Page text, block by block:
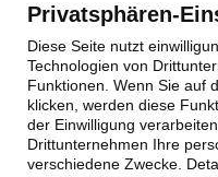
Reiseinfos
Lion Tours Reise Blog
Lion Tours Kontakt
Privatsphären-
Diese Seite nutzt
Technologien von
Funktionen. Wenn Sie auf
klicken, werden diese
der Einwilligung
Drittunternehmen Ihre
verschiedene Zwecke.